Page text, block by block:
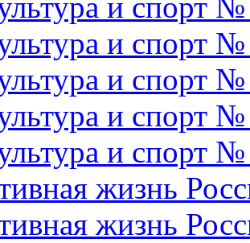
и спорт
и спорт
и спорт
и спорт
и спорт
жизнь
жизнь